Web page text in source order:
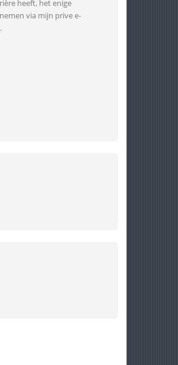
heeft, het enige
via mijn prive e-